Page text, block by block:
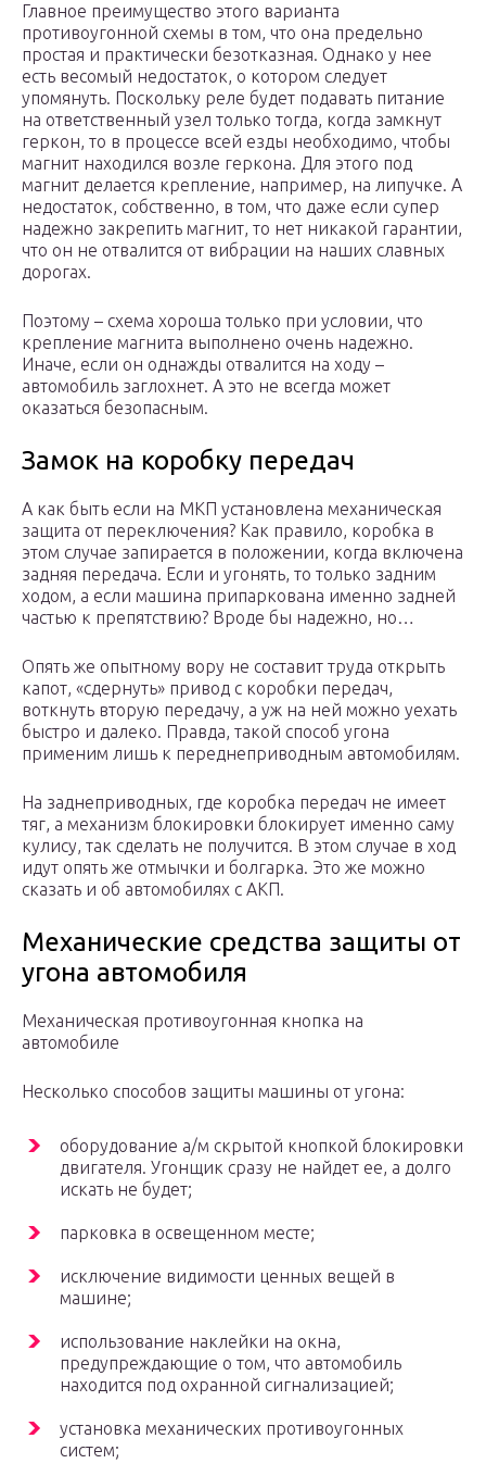
Главное преимущество этого варианта
противоугонной схемы в том, что она предельно
простая и практически безотказная. Однако у нее
есть весомый недостаток, о котором следует
упомянуть. Поскольку реле будет подавать питание
на ответственный узел только тогда, когда замкнут
геркон, то в процессе всей езды необходимо, чтобы
магнит находился возле геркона. Для этого под
магнит делается крепление, например, на липучке. А
недостаток, собственно, в том, что даже если супер
надежно закрепить магнит, то нет никакой гарантии,
что он не отвалится от вибрации на наших славных
дорогах.
Поэтому – схема хороша только при условии, что
крепление магнита выполнено очень надежно.
Иначе, если он однажды отвалится на ходу –
автомобиль заглохнет. А это не всегда может
оказаться безопасным.
Замок на коробку передач
А как быть если на МКП установлена механическая
защита от переключения? Как правило, коробка в
этом случае запирается в положении, когда включена
задняя передача. Если и угонять, то только задним
ходом, а если машина припаркована именно задней
частью к препятствию? Вроде бы надежно, но…
Опять же опытному вору не составит труда открыть
капот, «сдернуть» привод с коробки передач,
воткнуть вторую передачу, а уж на ней можно уехать
быстро и далеко. Правда, такой способ угона
применим лишь к переднеприводным автомобилям.
На заднеприводных, где коробка передач не имеет
тяг, а механизм блокировки блокирует именно саму
кулису, так сделать не получится. В этом случае в ход
идут опять же отмычки и болгарка. Это же можно
сказать и об автомобилях с АКП.
Механические средства защиты от
угона автомобиля
Механическая противоугонная кнопка на
автомобиле
Несколько способов защиты машины от угона:
оборудование а/м скрытой кнопкой блокировки
двигателя. Угонщик сразу не найдет ее, а долго
искать не будет;
парковка в освещенном месте;
исключение видимости ценных вещей в
машине;
использование наклейки на окна,
предупреждающие о том, что автомобиль
находится под охранной сигнализацией;
установка механических противоугонных
систем;